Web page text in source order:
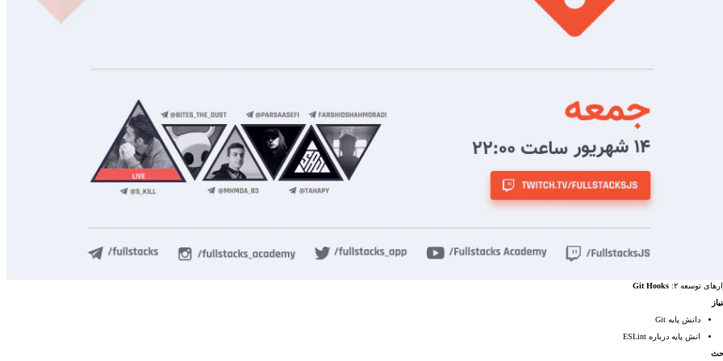
توسعه ۲:
Git Hooks
دانش پایه Git
انش پایه درباره ESLint